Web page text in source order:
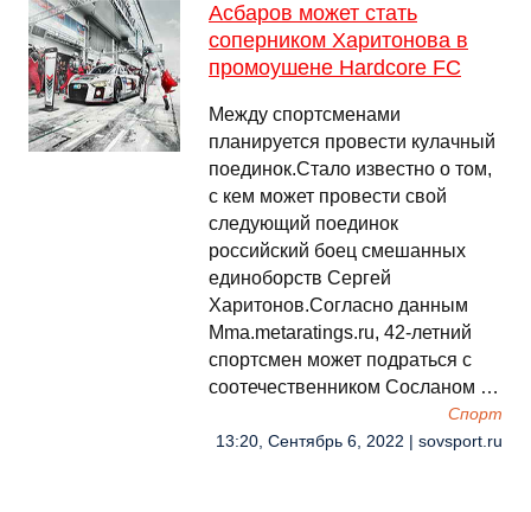
Асбаров может стать
соперником Харитонова в
промоушене Hardcore FC
Между спортсменами
планируется провести кулачный
поединок.Стало известно о том,
с кем может провести свой
следующий поединок
российский боец смешанных
единоборств Сергей
Харитонов.Согласно данным
Mma.metaratings.ru, 42-летний
спортсмен может подраться с
соотечественником Сосланом …
Спорт
13:20, Сентябрь 6, 2022 | sovsport.ru